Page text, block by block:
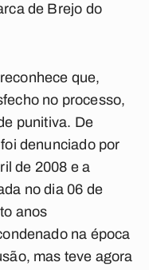
de Brejo do
que,
no processo,
punitiva. De
denunciado por
de 2008 e a
no dia 06 de
anos
na época
mas teve agora